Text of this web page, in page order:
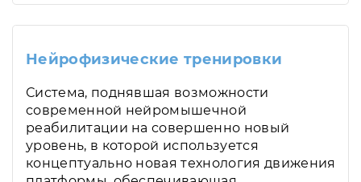
Нейрофизические тренировки
Система, поднявшая возможности
современной нейромышечной
реабилитации на совершенно новый
уровень, в которой используется
концептуально новая технология движения